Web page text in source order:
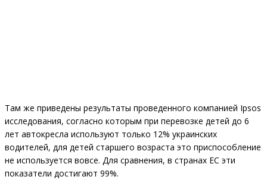
Там же приведены результаты проведенного компанией Ipsos
исследования, согласно которым при перевозке детей до 6
лет автокресла используют только 12% украинских
водителей, для детей старшего возраста это приспособление
не используется вовсе. Для сравнения, в странах ЕС эти
показатели достигают 99%.